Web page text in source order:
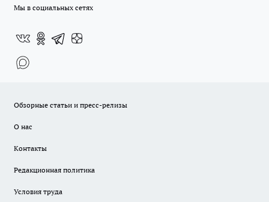
Мы в социальных сетях
Обзорные статьи и пресс-релизы
О нас
Контакты
Редакционная политика
Условия труда